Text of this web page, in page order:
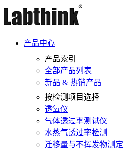
产品中心
产品索引
全部产品列表
新品 & 热销产品
按检测项目选择
透氧仪
气体透过率测试仪
水蒸气透过率检测
迁移量与不挥发物测定